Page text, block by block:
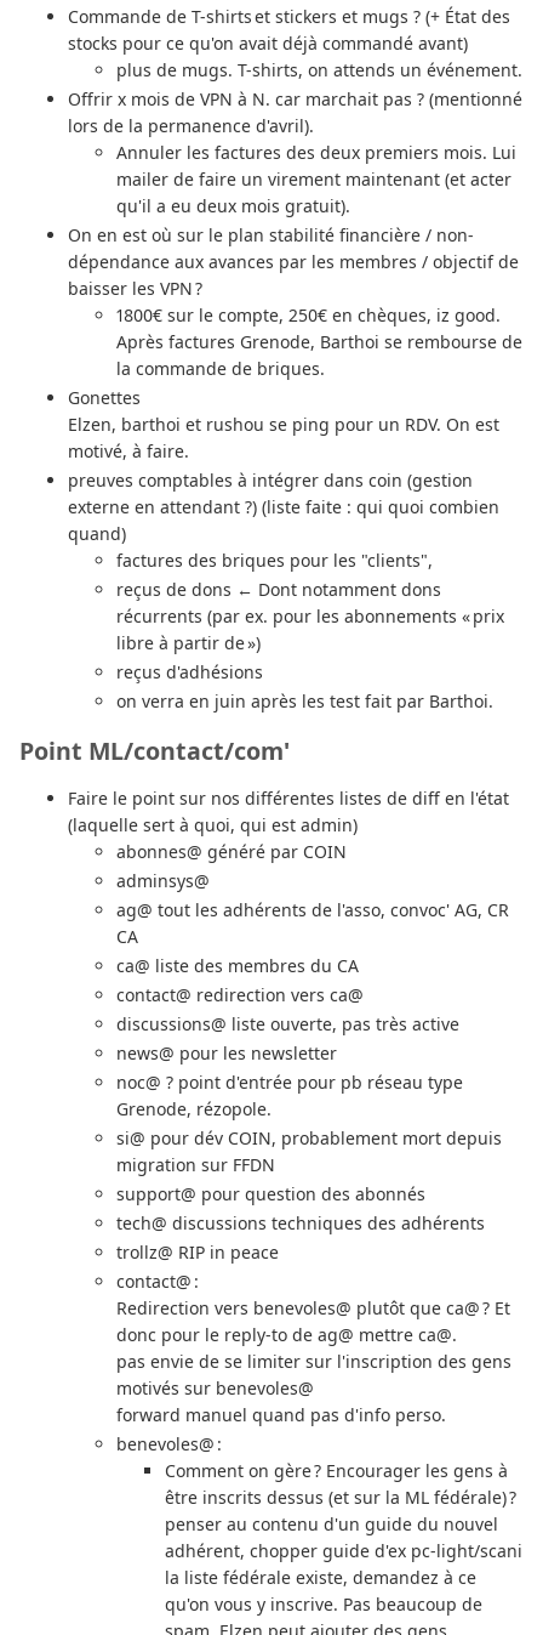
Commande de T-shirts et stickers et mugs ? (+ État des
stocks pour ce qu'on avait déjà commandé avant)
plus de mugs. T-shirts, on attends un événement.
Offrir x mois de VPN à N. car marchait pas ? (mentionné
lors de la permanence d'avril).
Annuler les factures des deux premiers mois. Lui
mailer de faire un virement maintenant (et acter
qu'il a eu deux mois gratuit).
On en est où sur le plan stabilité financière / non-
dépendance aux avances par les membres / objectif de
baisser les VPN ?
1800€ sur le compte, 250€ en chèques, iz good.
Après factures Grenode, Barthoi se rembourse de
la commande de briques.
Gonettes
Elzen, barthoi et rushou se ping pour un RDV. On est
motivé, à faire.
preuves comptables à intégrer dans coin (gestion
externe en attendant ?) (liste faite : qui quoi combien
quand)
factures des briques pour les "clients",
reçus de dons ← Dont notamment dons
récurrents (par ex. pour les abonnements « prix
libre à partir de »)
reçus d'adhésions
on verra en juin après les test fait par Barthoi.
Point ML/contact/com'
Faire le point sur nos différentes listes de diff en l'état
(laquelle sert à quoi, qui est admin)
abonnes@ généré par COIN
adminsys@
ag@ tout les adhérents de l'asso, convoc' AG, CR
CA
ca@ liste des membres du CA
contact@ redirection vers ca@
discussions@ liste ouverte, pas très active
news@ pour les newsletter
noc@ ? point d'entrée pour pb réseau type
Grenode, rézopole.
si@ pour dév COIN, probablement mort depuis
migration sur FFDN
support@ pour question des abonnés
tech@ discussions techniques des adhérents
trollz@ RIP in peace
contact@ :
Redirection vers benevoles@ plutôt que ca@ ? Et
donc pour le reply-to de ag@ mettre ca@.
pas envie de se limiter sur l'inscription des gens
motivés sur benevoles@
forward manuel quand pas d'info perso.
benevoles@ :
Comment on gère ? Encourager les gens à
être inscrits dessus (et sur la ML fédérale) ?
penser au contenu d'un guide du nouvel
adhérent, chopper guide d'ex pc-light/scani
la liste fédérale existe, demandez à ce
qu'on vous y inscrive. Pas beaucoup de